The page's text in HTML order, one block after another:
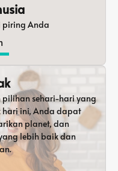
piring Anda
sehari-hari yang
hari ini, Anda dapat
planet, dan
lebih baik dan